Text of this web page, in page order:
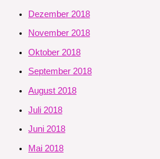
Dezember 2018
November 2018
Oktober 2018
September 2018
August 2018
Juli 2018
Juni 2018
Mai 2018